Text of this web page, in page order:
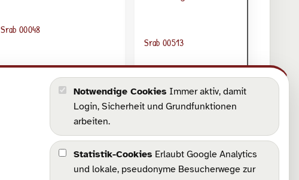
Srab 00048
Nummer 5 hat Herz
Srab 00513
Wall-E räumt die
Erde auf
Notwendige Cookies Immer aktiv, damit
Login, Sicherheit und Grundfunktionen
arbeiten.
Statistik-Cookies Erlaubt Google Analytics
und lokale, pseudonyme Besucherwege zur